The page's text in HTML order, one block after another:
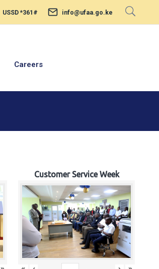
USSD *361# info@ufaa.go.ke
Careers
Customer Service Week